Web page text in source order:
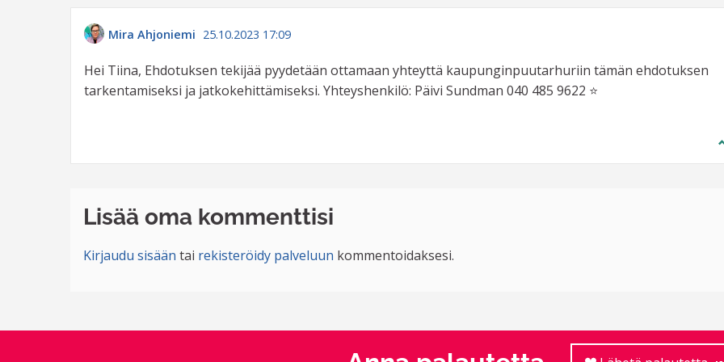
Mira Ahjoniemi 25.10.2023 17:09
Hei Tiina, Ehdotuksen tekijää pyydetään ottamaan yhteyttä kaupunginpuutarhuriin tämän ehdotuksen
tarkentamiseksi ja jatkokehittämiseksi. Yhteyshenkilö: Päivi Sundman 040 485 9622 ⭐
Lisää oma kommenttisi
Kirjaudu sisään tai rekisteröidy palveluun kommentoidaksesi.